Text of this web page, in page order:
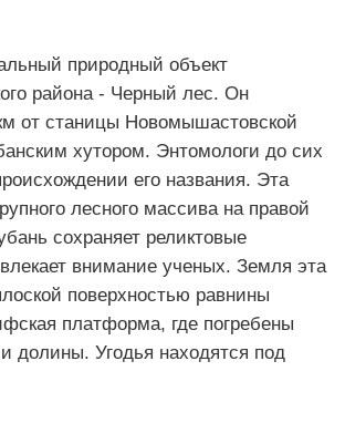
природный объект
района - Черный лес. Он
от станицы Новомышастовской
хутором. Энтомологи до сих
его названия. Эта
лесного массива на правой
сохраняет реликтовые
внимание ученых. Земля эта
поверхностью равнины
платформа, где погребены
долины. Угодья находятся под